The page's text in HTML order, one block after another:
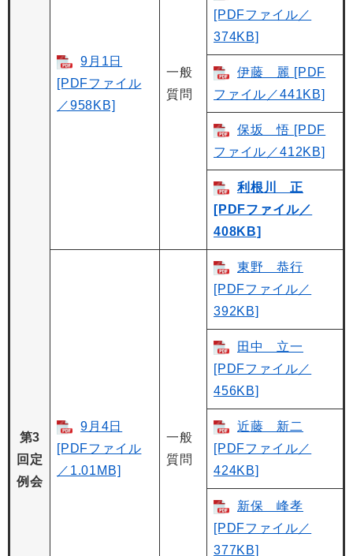
第3
回定
例会
9月1日
[PDFファイル
／958KB]
一般
質問
[PDFファイル／
374KB]
伊藤 麗 [PDF
ファイル／441KB]
保坂 悟 [PDF
ファイル／412KB]
利根川 正
[PDFファイル／
408KB]
9月4日
[PDFファイル
／1.01MB]
一般
質問
東野 恭行
[PDFファイル／
392KB]
田中 立一
[PDFファイル／
456KB]
近藤 新二
[PDFファイル／
424KB]
新保 峰孝
[PDFファイル／
377KB]